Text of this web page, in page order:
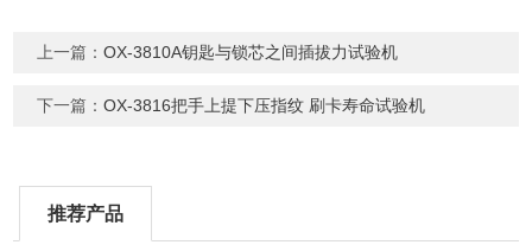
上一篇：OX-3810A钥匙与锁芯之间插拔力试验机
下一篇：OX-3816把手上提下压指纹 刷卡寿命试验机
推荐产品